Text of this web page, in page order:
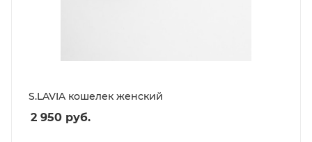
S.LAVIA кошелек женский
2 950 руб.